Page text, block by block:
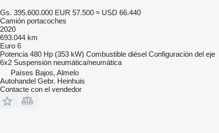
Gs. 395.600.000 EUR 57.500 ≈ USD 66.440
Camión portacoches
2020
693.044 km
Euro 6
Potencia 480 Hp (353 kW) Combustible diésel Configuración del eje
6x2 Suspensión neumática/neumática
Países Bajos, Almelo
Autohandel Gebr. Heinhuis
Contacte con el vendedor